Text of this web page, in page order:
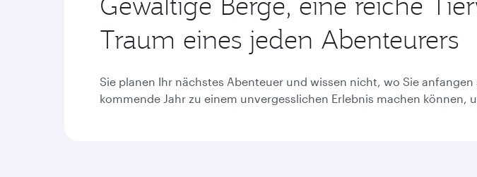
Traum eines jeden Abenteurers
Sie planen Ihr nächstes Abenteuer und wissen nicht, wo Sie
kommende Jahr zu einem unvergesslichen Erlebnis machen können,